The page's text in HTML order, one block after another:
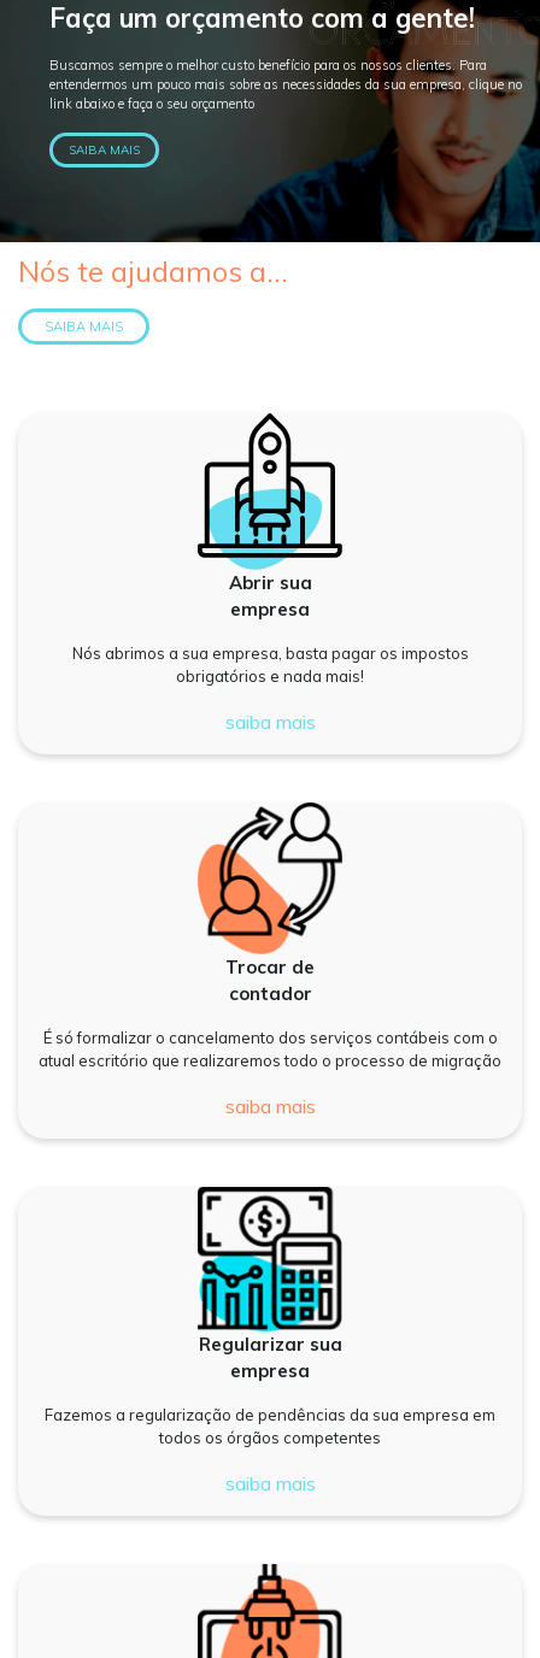
Faça um orçamento com a gente!
Buscamos sempre o melhor custo benefício para os nossos clientes. Para
entendermos um pouco mais sobre as necessidades da sua empresa, clique no
link abaixo e faça o seu orçamento
SAIBA MAIS
Nós te ajudamos a...
SAIBA MAIS
Abrir sua
empresa
Nós abrimos a sua empresa, basta pagar os impostos
obrigatórios e nada mais!
saiba mais
Trocar de
contador
É só formalizar o cancelamento dos serviços contábeis com o
atual escritório que realizaremos todo o processo de migração
saiba mais
Regularizar sua
empresa
Fazemos a regularização de pendências da sua empresa em
todos os órgãos competentes
saiba mais